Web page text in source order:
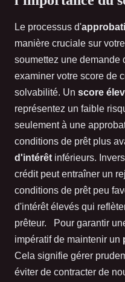
Le processus d'
manière cruciale sur
soumettez une demande
examiner votre score de
solvabilité. Un score
représentez un faible
seulement à une
conditions de prêt plus
d'intérêt inférieurs.
crédit peut entraîner un
conditions de prêt peu
d'intérêt élevés qui
prêteur. Pour garantir
impératif de maintenir un
Cela signifie gérer
éviter de contracter de